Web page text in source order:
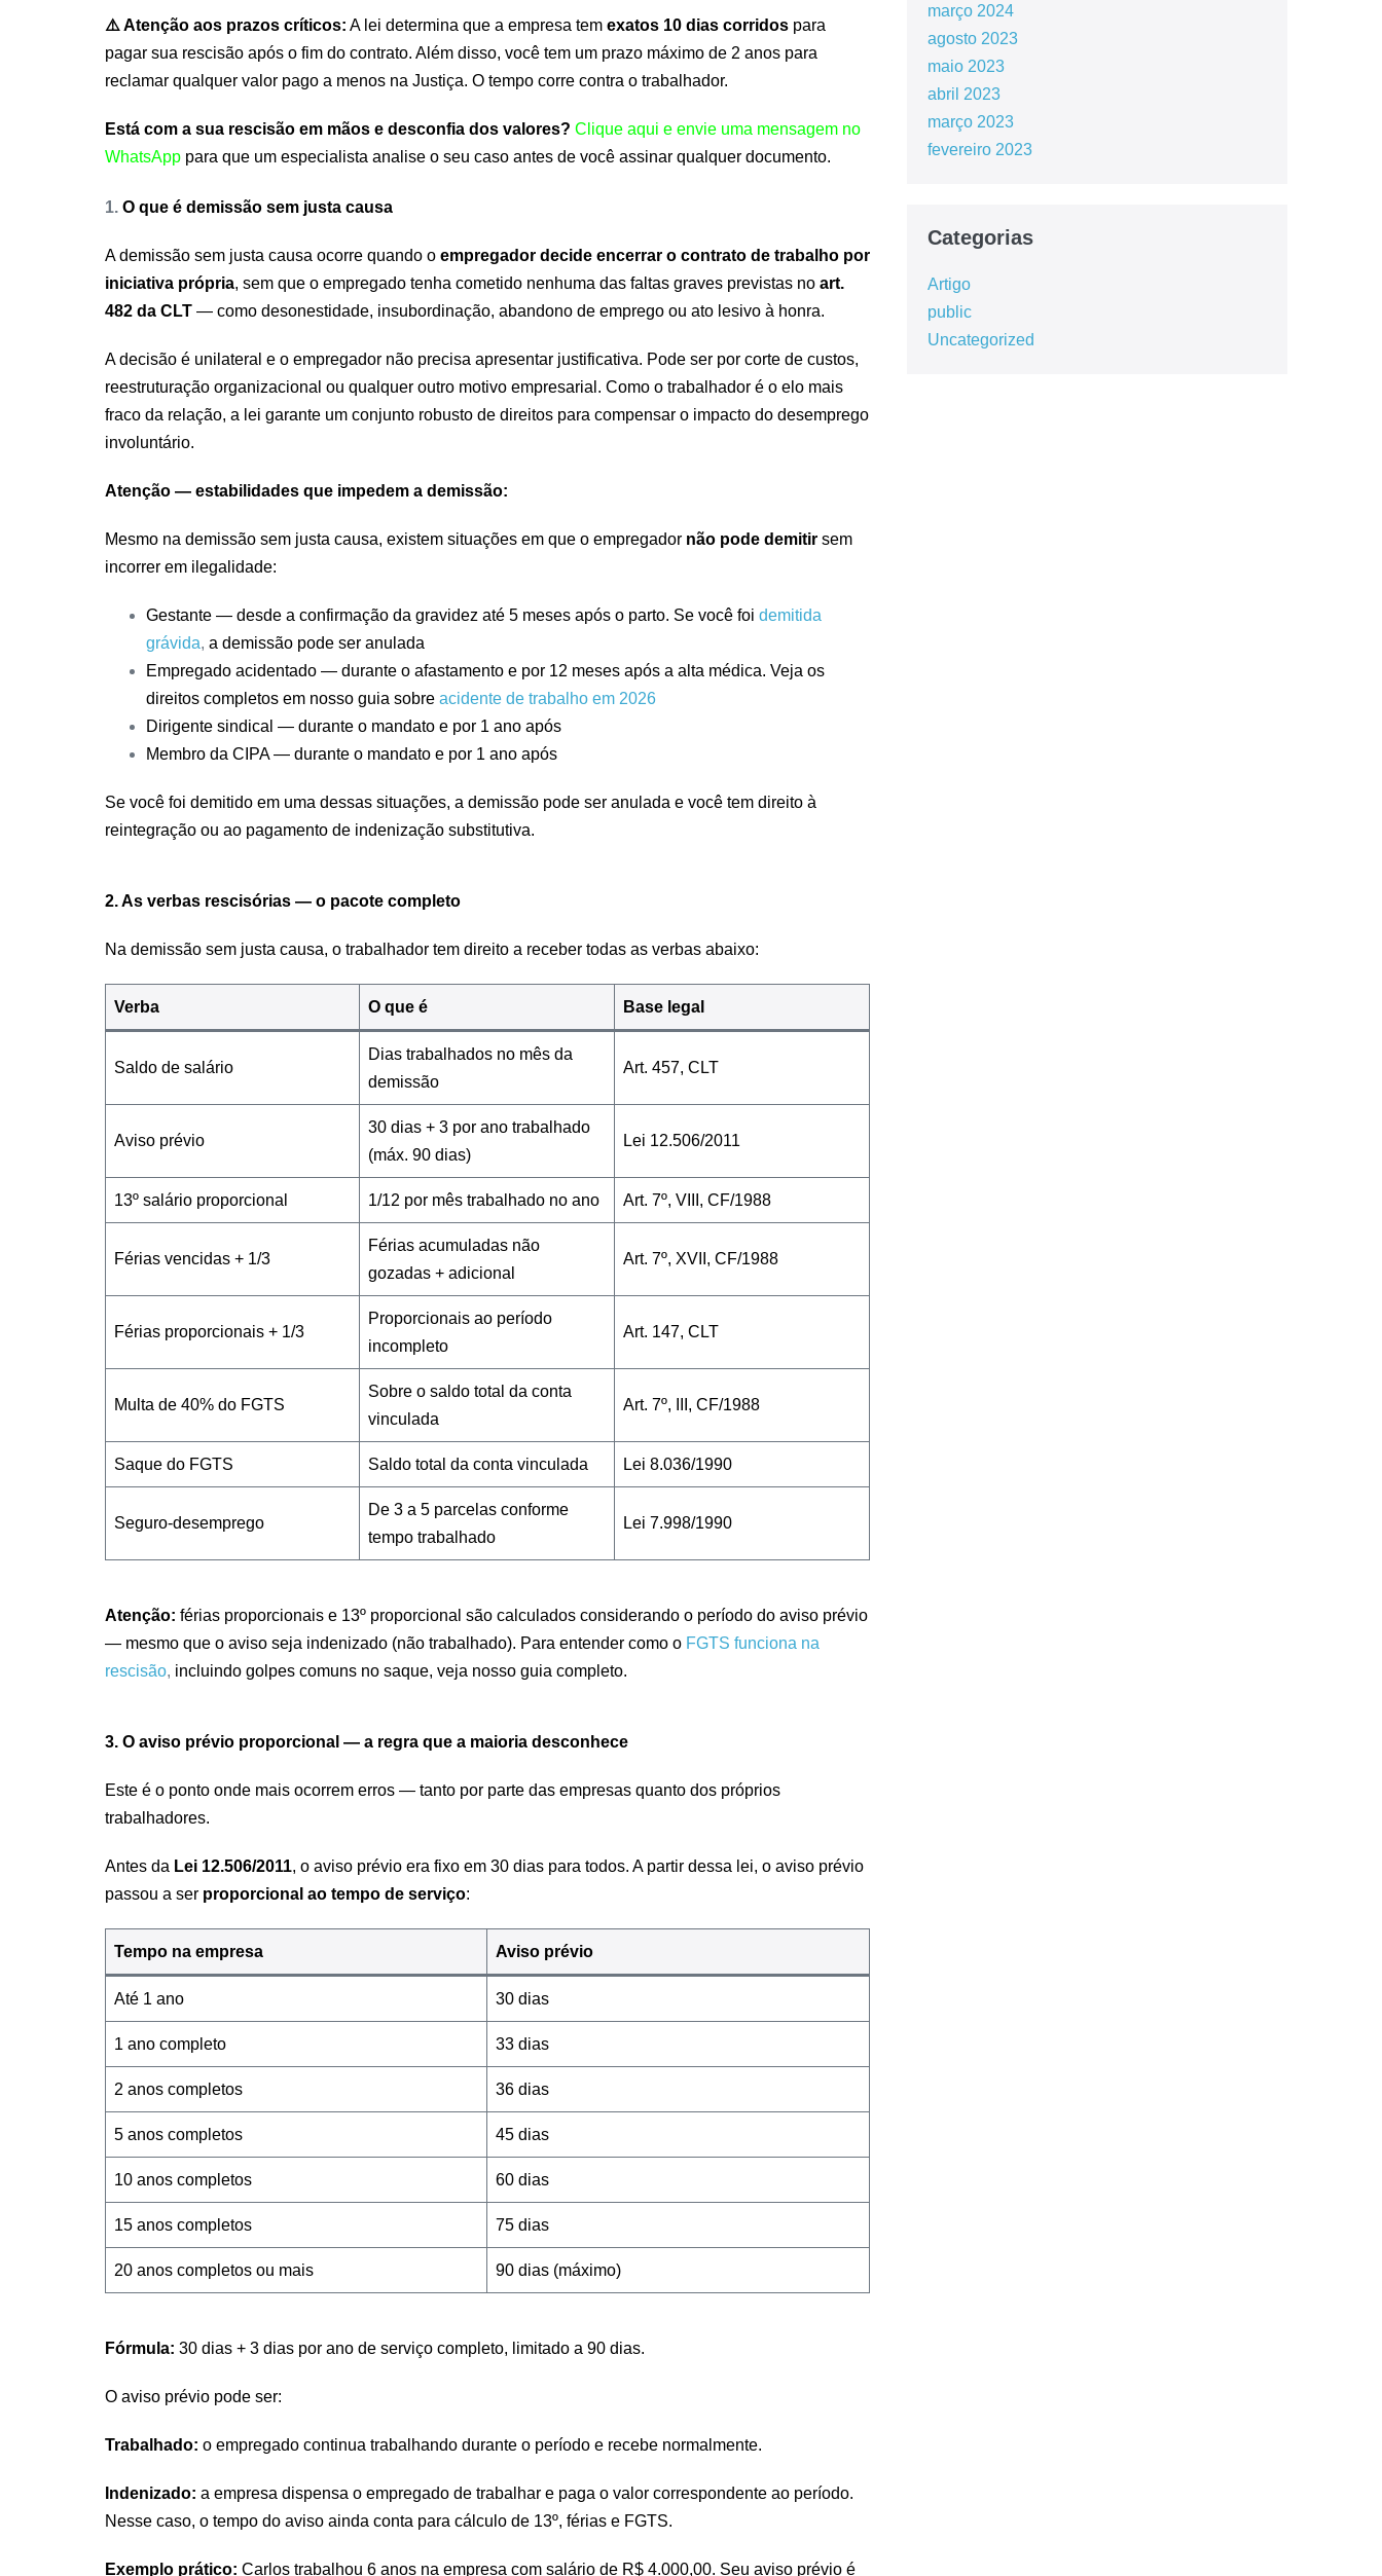
⚠️ Atenção aos prazos críticos: A lei determina que a empresa tem exatos 10 dias corridos para
pagar sua rescisão após o fim do contrato. Além disso, você tem um prazo máximo de 2 anos para
reclamar qualquer valor pago a menos na Justiça. O tempo corre contra o trabalhador.
Está com a sua rescisão em mãos e desconfia dos valores? Clique aqui e envie uma mensagem no
WhatsApp para que um especialista analise o seu caso antes de você assinar qualquer documento.
1. O que é demissão sem justa causa
A demissão sem justa causa ocorre quando o empregador decide encerrar o contrato de trabalho por
iniciativa própria, sem que o empregado tenha cometido nenhuma das faltas graves previstas no art.
482 da CLT — como desonestidade, insubordinação, abandono de emprego ou ato lesivo à honra.
A decisão é unilateral e o empregador não precisa apresentar justificativa. Pode ser por corte de custos,
reestruturação organizacional ou qualquer outro motivo empresarial. Como o trabalhador é o elo mais
fraco da relação, a lei garante um conjunto robusto de direitos para compensar o impacto do desemprego
involuntário.
Atenção — estabilidades que impedem a demissão:
Mesmo na demissão sem justa causa, existem situações em que o empregador não pode demitir sem
incorrer em ilegalidade:
Gestante — desde a confirmação da gravidez até 5 meses após o parto. Se você foi demitida
grávida, a demissão pode ser anulada
Empregado acidentado — durante o afastamento e por 12 meses após a alta médica. Veja os
direitos completos em nosso guia sobre acidente de trabalho em 2026
Dirigente sindical — durante o mandato e por 1 ano após
Membro da CIPA — durante o mandato e por 1 ano após
Se você foi demitido em uma dessas situações, a demissão pode ser anulada e você tem direito à
reintegração ou ao pagamento de indenização substitutiva.
2. As verbas rescisórias — o pacote completo
Na demissão sem justa causa, o trabalhador tem direito a receber todas as verbas abaixo:
Verba O que é Base legal
Saldo de salário
Dias trabalhados no mês da
demissão
Art. 457, CLT
Aviso prévio
30 dias + 3 por ano trabalhado
(máx. 90 dias)
Lei 12.506/2011
13º salário proporcional 1/12 por mês trabalhado no ano Art. 7º, VIII, CF/1988
Férias vencidas + 1/3
Férias acumuladas não
gozadas + adicional
Art. 7º, XVII, CF/1988
Férias proporcionais + 1/3
Proporcionais ao período
incompleto
Art. 147, CLT
Multa de 40% do FGTS
Sobre o saldo total da conta
vinculada
Art. 7º, III, CF/1988
Saque do FGTS Saldo total da conta vinculada Lei 8.036/1990
Seguro-desemprego
De 3 a 5 parcelas conforme
tempo trabalhado
Lei 7.998/1990
Atenção: férias proporcionais e 13º proporcional são calculados considerando o período do aviso prévio
— mesmo que o aviso seja indenizado (não trabalhado). Para entender como o FGTS funciona na
rescisão, incluindo golpes comuns no saque, veja nosso guia completo.
3. O aviso prévio proporcional — a regra que a maioria desconhece
Este é o ponto onde mais ocorrem erros — tanto por parte das empresas quanto dos próprios
trabalhadores.
Antes da Lei 12.506/2011, o aviso prévio era fixo em 30 dias para todos. A partir dessa lei, o aviso prévio
passou a ser proporcional ao tempo de serviço:
Tempo na empresa Aviso prévio
Até 1 ano 30 dias
1 ano completo 33 dias
2 anos completos 36 dias
5 anos completos 45 dias
10 anos completos 60 dias
15 anos completos 75 dias
20 anos completos ou mais 90 dias (máximo)
Fórmula: 30 dias + 3 dias por ano de serviço completo, limitado a 90 dias.
O aviso prévio pode ser:
Trabalhado: o empregado continua trabalhando durante o período e recebe normalmente.
Indenizado: a empresa dispensa o empregado de trabalhar e paga o valor correspondente ao período.
Nesse caso, o tempo do aviso ainda conta para cálculo de 13º, férias e FGTS.
Exemplo prático: Carlos trabalhou 6 anos na empresa com salário de R$ 4.000,00. Seu aviso prévio é
março 2024
agosto 2023
maio 2023
abril 2023
março 2023
fevereiro 2023
Categorias
Artigo
public
Uncategorized